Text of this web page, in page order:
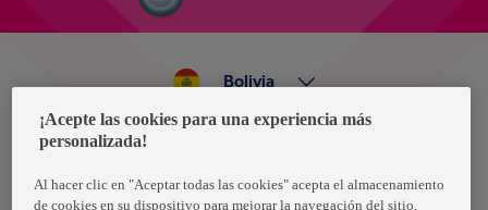
Política de privacidad de datos
Bolivia
¡Acepte las cookies para una experiencia más
personalizada!
Al hacer clic en "Aceptar todas las cookies" acepta el almacenamiento
de cookies en su dispositivo para mejorar la navegación del sitio,